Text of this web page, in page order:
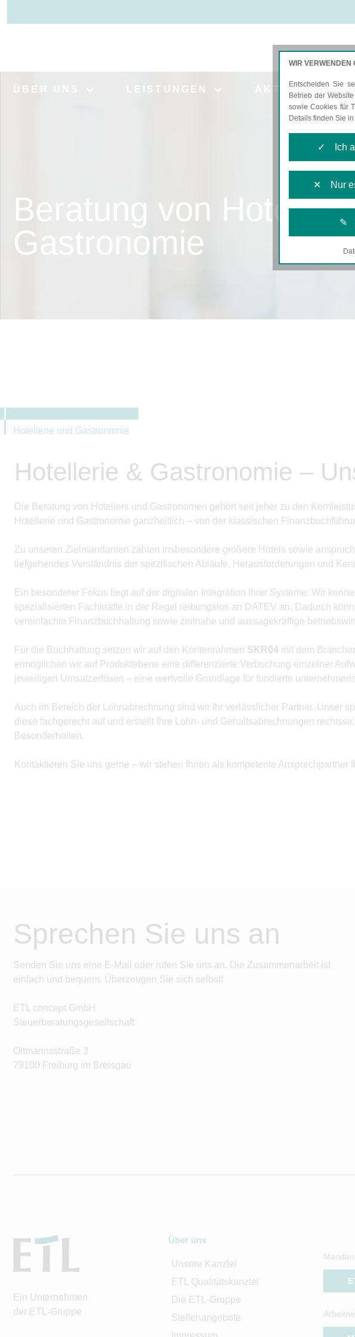
ÜBER UNS LEISTUNGEN AKTUELLES
Beratung von
Gastronomie
Hotellerie und Gastronomie
Hotellerie & Gastronomie –
Die Beratung von Hoteliers und Gastronomen gehört seit jeher zu den
Hotellerie und Gastronomie ganzheitlich – von der klassischen
Zu unseren Zielmandanten zählen insbesondere größere Hotels sowie
tiefgehendes Verständnis der spezifischen Abläufe, Herausforderungen und
Ein besonderer Fokus liegt auf der digitalen Integration Ihrer Systeme: Wir
spezialisierten Fachkräfte in der Regel reibungslos an DATEV an. Dadurch
vereinfachte Finanzbuchhaltung sowie zeitnahe und aussagekräftige
Für die Buchhaltung setzen wir auf den Kontenrahmen SKR04 mit dem
ermöglichen wir auf Produktebene eine differenzierte Verbuchung einzelner
jeweiligen Umsatzerlösen – eine wertvolle Grundlage für fundierte
Auch im Bereich der Lohnabrechnung sind wir Ihr verlässlicher Partner. Unser
diese fachgerecht auf und erstellt Ihre Lohn- und Gehaltsabrechnungen
Besonderheiten.
Kontaktieren Sie uns gerne – wir stehen Ihnen als kompetente Ansprechpartner
Sprechen Sie uns an
Senden Sie uns eine E-Mail oder rufen Sie uns an. Die Zusammenarbeit ist
einfach und bequem. Überzeugen Sie sich selbst!
ETL concept GmbH
Steuerberatungsgesellschaft
Oltmannsstraße 3
79100 Freiburg im Breisgau
Ein Unternehmen
der ETL-Gruppe
Über uns
Unsere Kanzlei
ETL Qualitätskanzlei
Die ETL-Gruppe
Stellenangebote
WIR VERWENDEN
Entscheiden Sie
Betrieb der
sowie Cookies für
Details finden Sie
✓ Ich
✕ Nur
✎